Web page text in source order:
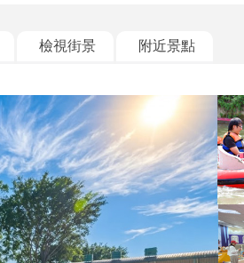
檢視街景 附近景點